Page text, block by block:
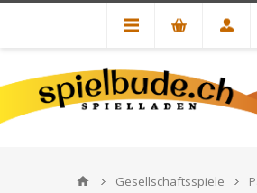
Gesellschaftsspiele